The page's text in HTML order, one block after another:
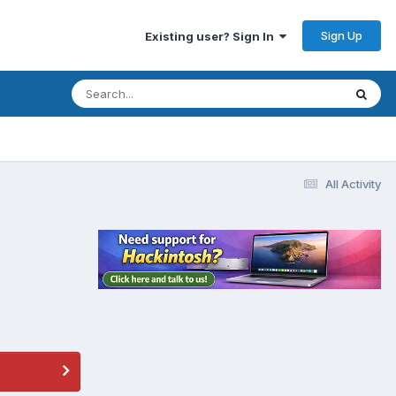
Existing user? Sign In Sign Up
All Activity